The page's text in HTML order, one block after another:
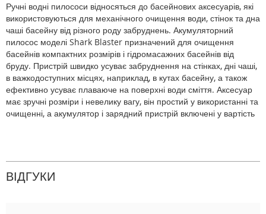
Ручні водні пилососи відносяться до басейнових аксесуарів, які
використовуються для механічного очищення води, стінок та дна
чаші басейну від різного роду забруднень. Акумуляторний
пилосос моделі Shark Blaster призначений для очищення
басейнів компактних розмірів і гідромасажних басейнів від
бруду. Пристрій швидко усуває забруднення на стінках, дні чаші,
в важкодоступних місцях, наприклад, в кутах басейну, а також
ефективно усуває плаваюче на поверхні води сміття. Аксесуар
має зручні розміри і невелику вагу, він простий у використанні та
очищенні, а акумулятор і зарядний пристрій включені у вартість
ВІДГУКИ